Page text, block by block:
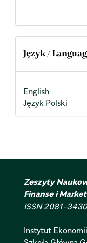
Język /
English
Język Polski
Zeszyty
Finanse i
ISSN 2081-
Instytut